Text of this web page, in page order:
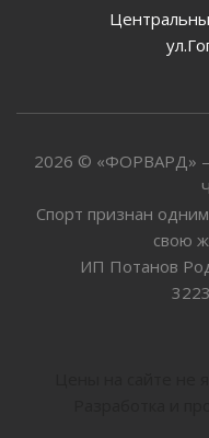
2026 © «ФОРВАРД» —
Спорт признан
свою
ИП Потанов